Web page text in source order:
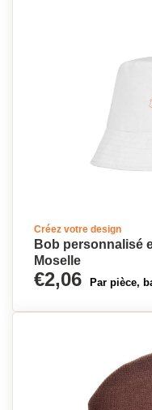
Créez votre design
Bob personnalisé
Moselle
€2,06 Par pièce,